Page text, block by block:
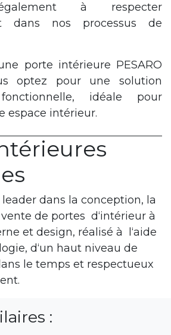
à respecter
dans nos processus de
porte intérieure PESARO
optez pour une solution
idéale pour
espace intérieur.
dans la conception, la
de ​portes d‘intérieur à
et design, réalisé à l‘aide
d‘un haut niveau de
le temps et respectueux
: